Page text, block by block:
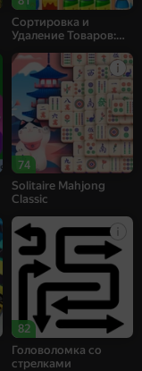
Сортировка и
Удаление Товаров:
74
Solitaire Mahjong
Classic
82
Головоломка со
стрелками